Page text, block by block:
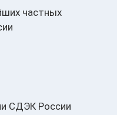
частных
СДЭК России